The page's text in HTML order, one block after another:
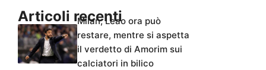
Articoli recenti
Milan, Leao ora può
restare, mentre si aspetta
il verdetto di Amorim sui
calciatori in bilico